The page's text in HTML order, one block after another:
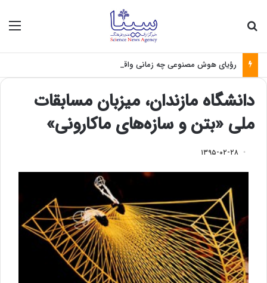
رؤیای هوش مصنوعی چه زمانی واقعی می‌شود؟
دانشگاه مازندان، میزبان مسابقات
ملی «بتن و سازه‌های ماکارونی»
۱۳۹۵-۰۲-۲۸